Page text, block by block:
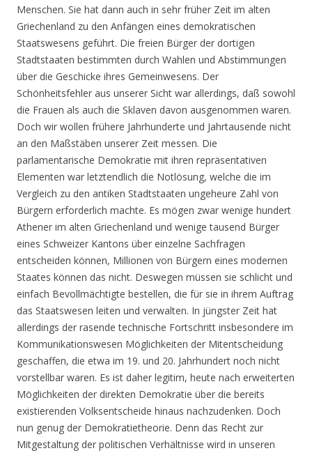
Menschen. Sie hat dann auch in sehr früher Zeit im alten
Griechenland zu den Anfängen eines demokratischen
Staatswesens geführt. Die freien Bürger der dortigen
Stadtstaaten bestimmten durch Wahlen und Abstimmungen
über die Geschicke ihres Gemeinwesens. Der
Schönheitsfehler aus unserer Sicht war allerdings, daß sowohl
die Frauen als auch die Sklaven davon ausgenommen waren.
Doch wir wollen frühere Jahrhunderte und Jahrtausende nicht
an den Maßstäben unserer Zeit messen. Die
parlamentarische Demokratie mit ihren repräsentativen
Elementen war letztendlich die Notlösung, welche die im
Vergleich zu den antiken Stadtstaaten ungeheure Zahl von
Bürgern erforderlich machte. Es mögen zwar wenige hundert
Athener im alten Griechenland und wenige tausend Bürger
eines Schweizer Kantons über einzelne Sachfragen
entscheiden können, Millionen von Bürgern eines modernen
Staates können das nicht. Deswegen müssen sie schlicht und
einfach Bevollmächtigte bestellen, die für sie in ihrem Auftrag
das Staatswesen leiten und verwalten. In jüngster Zeit hat
allerdings der rasende technische Fortschritt insbesondere im
Kommunikationswesen Möglichkeiten der Mitentscheidung
geschaffen, die etwa im 19. und 20. Jahrhundert noch nicht
vorstellbar waren. Es ist daher legitim, heute nach erweiterten
Möglichkeiten der direkten Demokratie über die bereits
existierenden Volksentscheide hinaus nachzudenken. Doch
nun genug der Demokratietheorie. Denn das Recht zur
Mitgestaltung der politischen Verhältnisse wird in unseren